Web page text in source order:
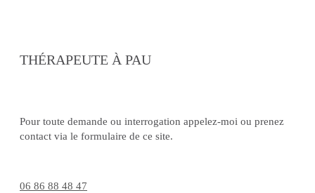
THÉRAPEUTE À PAU
Pour toute demande ou interrogation appelez-moi ou prenez
contact via le formulaire de ce site.
06 86 88 48 47